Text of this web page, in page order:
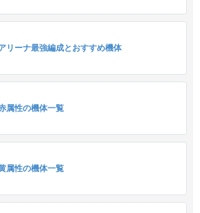
リーナ最強編成とおすすめ機体
属性の機体一覧
属性の機体一覧